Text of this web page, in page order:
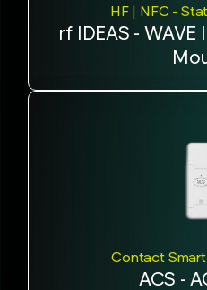
HF | NFC -
rf IDEAS -
Contact
ACS -